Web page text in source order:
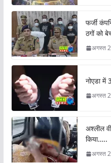
फर्जी
ठगों को
अगस्त
नोएडा में
अगस्त
अश्लील
किया…..
अगस्त